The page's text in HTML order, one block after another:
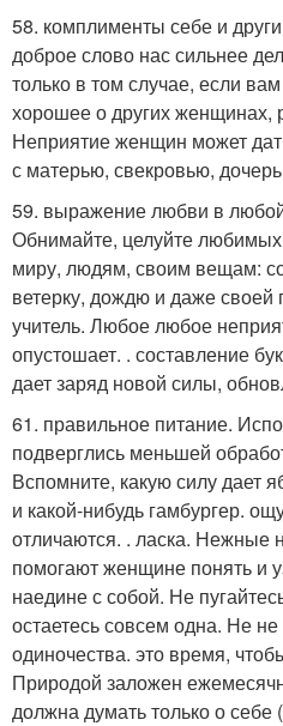
58. комплименты себе и
доброе слово нас сильнее
только в том случае, если
хорошее о других женщинах,
Неприятие женщин может
с матерью, свекровью,
59. выражение любви в
Обнимайте, целуйте
миру, людям, своим вещам:
ветерку, дождю и даже
учитель. Любое любое
опустошает. . составление
дает заряд новой силы,
61. правильное питание.
подверглись меньшей
Вспомните, какую силу дает
и какой-нибудь гамбургер.
отличаются. . ласка. Нежные
помогают женщине понять и
наедине с собой. Не
остаетесь совсем одна. Не
одиночества. это время,
Природой заложен
должна думать только о себе